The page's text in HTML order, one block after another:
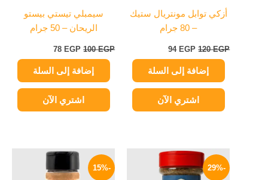
أزكي توابل مونتريال ستيك
– 80 جرام
120EGP
94 EGP
إضافة إلى السلة
اشتري الآن
سيمبلي تيستي بيستو
الريحان – 50 جرام
100EGP
78 EGP
إضافة إلى السلة
اشتري الآن
-29%
السعر
هو:
السعر
هو:
-15%
السعر
الأصلي
هو:
السعر
هو: